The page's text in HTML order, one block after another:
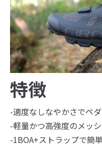
特徴
-適度なしなやかさでペ
-軽量かつ高強度のメッ
-1BOA+ストラップで簡